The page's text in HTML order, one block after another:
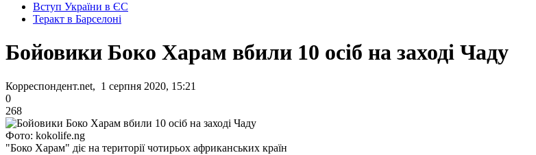
Вступ України в ЄС
Теракт в Барселоні
Бойовики Боко Харам вбили 10 осіб на заході Чаду
Корреспондент.net, 1 серпня 2020, 15:21
0
268
Фото: kokolife.ng
"Боко Харам" діє на території чотирьох африканських країн